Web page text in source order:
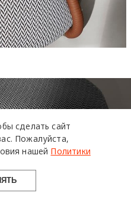
сделать сайт
Пожалуйста,
нашей Политики